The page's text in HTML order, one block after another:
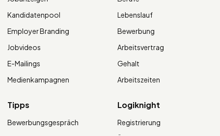
Kandidatenpool
Employer Branding
Jobvideos
E-Mailings
Medienkampagnen
Lebenslauf
Bewerbung
Arbeitsvertrag
Gehalt
Arbeitszeiten
Tipps
Bewerbungsgespräch
Logiknight
Registrierung